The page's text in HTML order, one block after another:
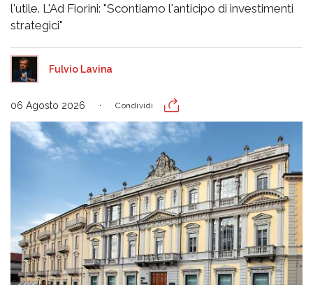
l'utile. L'Ad Fiorini: "Scontiamo l'anticipo di investimenti
strategici"
Fulvio Lavina
06 Agosto 2026 Condividi